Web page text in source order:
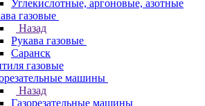
Углекислотные, аргоновые, азотные
газовые
Назад
Рукава газовые
Саранск
газовые
машины
Назад
Газорезательные машины